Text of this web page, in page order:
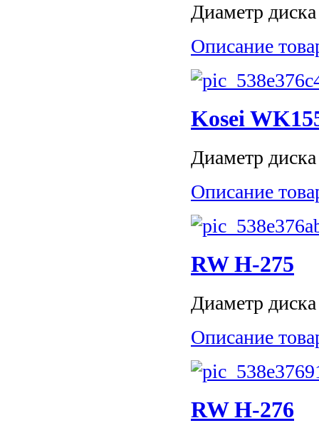
Диаметр
Описание
Kosei
Диаметр
Описание
RW H-275
Диаметр
Описание
RW H-276